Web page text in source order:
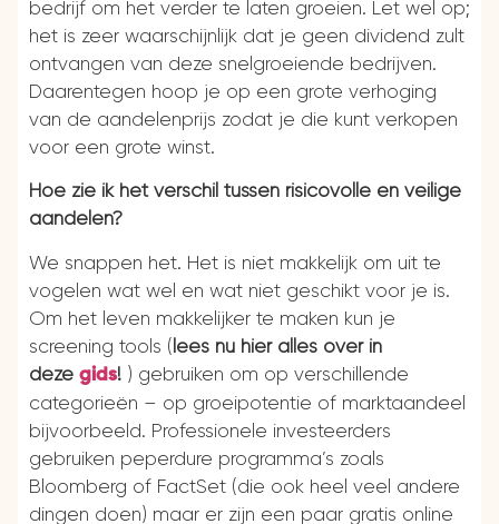
bedrijf om het verder te laten groeien. Let wel op;
het is zeer waarschijnlijk dat je geen dividend zult
ontvangen van deze snelgroeiende bedrijven.
Daarentegen hoop je op een grote verhoging
van de aandelenprijs zodat je die kunt verkopen
voor een grote winst.
Hoe zie ik het verschil tussen risicovolle en veilige
aandelen?
We snappen het. Het is niet makkelijk om uit te
vogelen wat wel en wat niet geschikt voor je is.
Om het leven makkelijker te maken kun je
screening tools (lees nu hier alles over in
deze gids! ) gebruiken om op verschillende
categorieën – op groeipotentie of marktaandeel
bijvoorbeeld. Professionele investeerders
gebruiken peperdure programma’s zoals
Bloomberg of FactSet (die ook heel veel andere
dingen doen) maar er zijn een paar gratis online